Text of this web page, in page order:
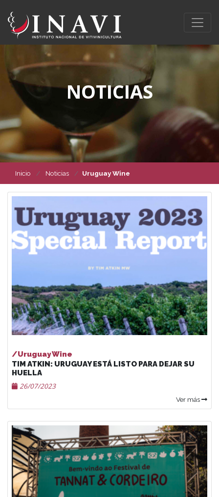
NOTICIAS
Inicio Noticias Uruguay Wine
/Uruguay Wine
TIM ATKIN: URUGUAY ESTÁ LISTO PARA DEJAR SU
HUELLA
26/07/2023
Ver más